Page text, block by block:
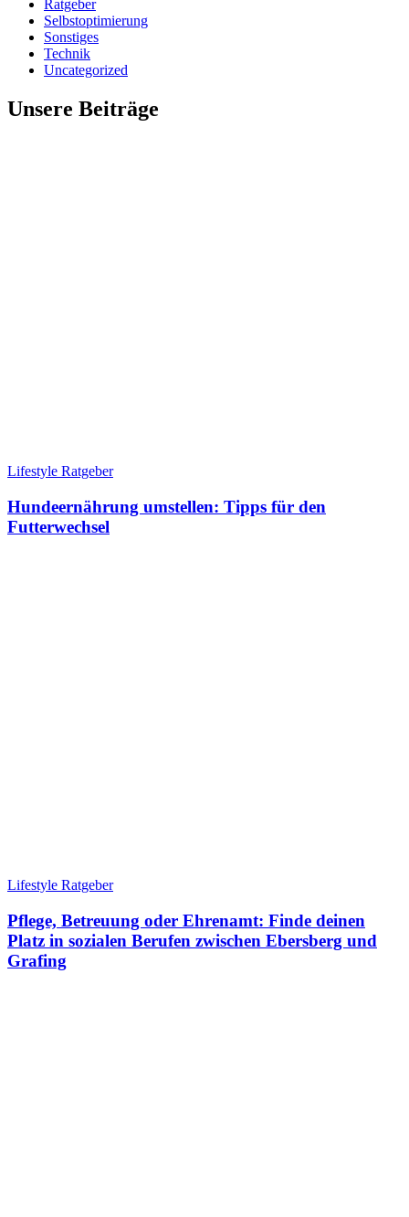
Ratgeber
Selbstoptimierung
Sonstiges
Technik
Uncategorized
Unsere Beiträge
Lifestyle Ratgeber
Hundeernährung umstellen: Tipps für den
Futterwechsel
Lifestyle Ratgeber
Pflege, Betreuung oder Ehrenamt: Finde deinen
Platz in sozialen Berufen zwischen Ebersberg und
Grafing